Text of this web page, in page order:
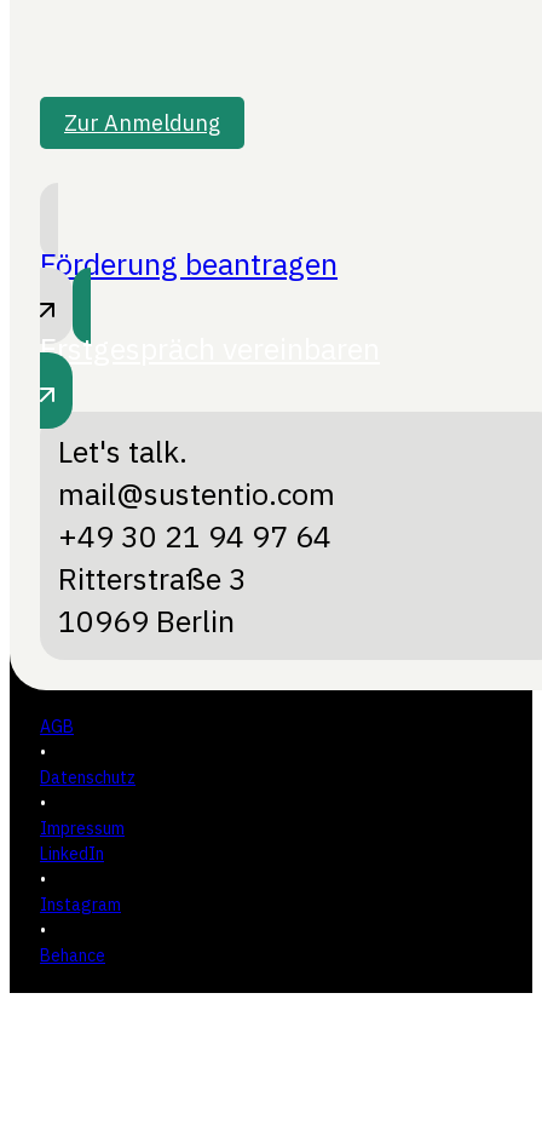
Zur Anmeldung
Förderung beantragen
Erstgespräch vereinbaren
Let's talk.
mail@sustentio.com
+49 30 21 94 97 64
Ritterstraße 3
10969 Berlin
AGB
•
Datenschutz
•
Impressum
LinkedIn
•
Instagram
•
Behance